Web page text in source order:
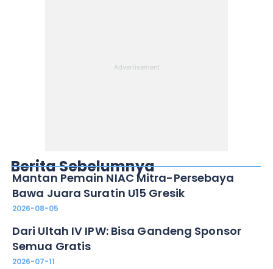
Berita Sebelumnya
Mantan Pemain NIAC Mitra-Persebaya
Bawa Juara Suratin U15 Gresik
2026-08-05
Dari Ultah IV IPW: Bisa Gandeng Sponsor
Semua Gratis
2026-07-11